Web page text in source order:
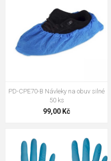
PD-CPE70-B Návleky na obuv silné
50 ks
99,00 Kč